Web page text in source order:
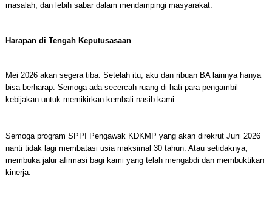
masalah, dan lebih sabar dalam mendampingi masyarakat.
Harapan di Tengah Keputusasaan
Mei 2026 akan segera tiba. Setelah itu, aku dan ribuan BA lainnya hanya
bisa berharap. Semoga ada secercah ruang di hati para pengambil
kebijakan untuk memikirkan kembali nasib kami.
Semoga program SPPI Pengawak KDKMP yang akan direkrut Juni 2026
nanti tidak lagi membatasi usia maksimal 30 tahun. Atau setidaknya,
membuka jalur afirmasi bagi kami yang telah mengabdi dan membuktikan
kinerja.